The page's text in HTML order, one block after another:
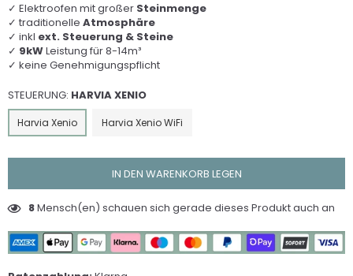
✓ Elektroofen mit großer Steinmenge
✓ traditionelle Atmosphäre
✓ inkl ext. Steuerung & Steine
✓ 9kWLeistung für 8-14m³
✓ keine Genehmigungspflicht
STEUERUNG: HARVIA XENIO
Harvia Xenio Harvia Xenio WiFi
IN DEN WARENKORB LEGEN
8Mensch(en) schauen sich gerade dieses Produkt auch an